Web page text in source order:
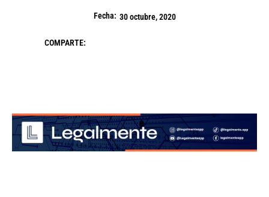
Fecha: 30 octubre, 2020
COMPARTE: